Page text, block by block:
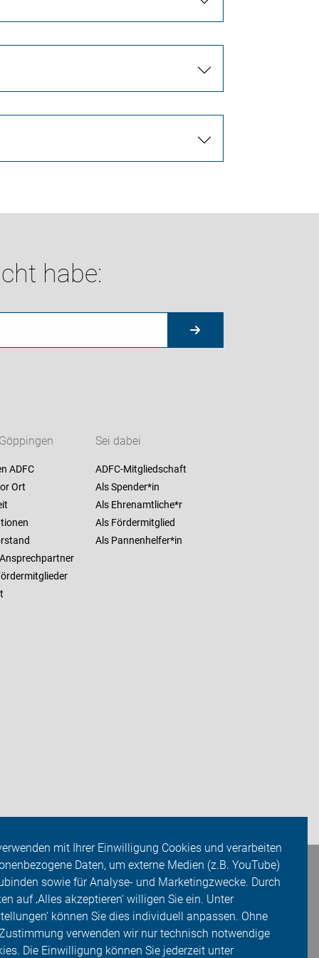
mit Ihrer Einwilligung Cookies und verarbeiten
Daten, um externe Medien (z.B. YouTube)
sowie für Analyse- und Marketingzwecke. Durch
auf ‚Alles akzeptieren‘ willigen Sie ein. Unter
können Sie dies individuell anpassen. Ohne
verwenden wir nur technisch notwendige
Die Einwilligung können Sie jederzeit unter
habe:
ADFC
Ort
Sei dabei
ADFC-Mitgliedschaft
Als Spender*in
Als Ehrenamtliche*r
Als Fördermitglied
Als Pannenhelfer*in